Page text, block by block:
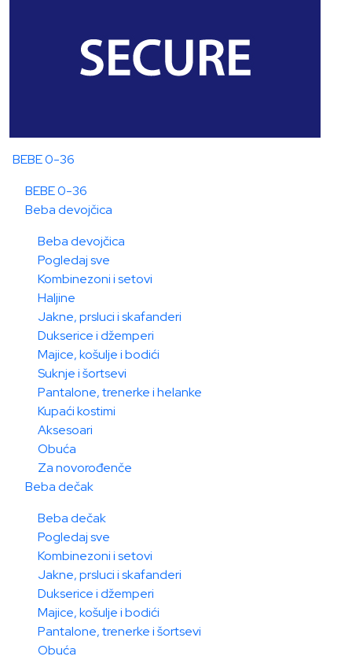
BEBE 0-36
BEBE 0-36
Beba devojčica
Beba devojčica
Pogledaj sve
Kombinezoni i setovi
Haljine
Jakne, prsluci i skafanderi
Dukserice i džemperi
Majice, košulje i bodići
Suknje i šortsevi
Pantalone, trenerke i helanke
Kupaći kostimi
Aksesoari
Obuća
Za novorođenče
Beba dečak
Beba dečak
Pogledaj sve
Kombinezoni i setovi
Jakne, prsluci i skafanderi
Dukserice i džemperi
Majice, košulje i bodići
Pantalone, trenerke i šortsevi
Obuća